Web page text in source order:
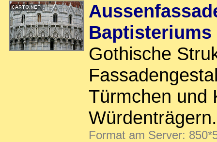
Baptisteriums
Gothische
Türmchen und
Würdenträgern.
Format am Server: